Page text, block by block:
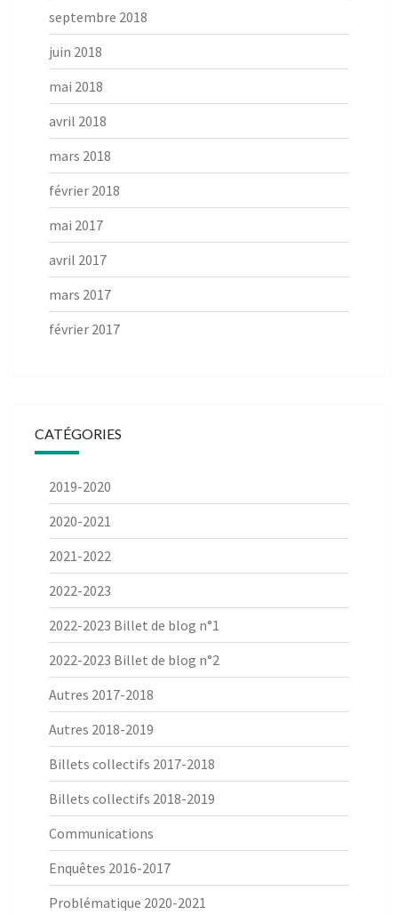
septembre 2018
juin 2018
mai 2018
avril 2018
mars 2018
février 2018
mai 2017
avril 2017
mars 2017
février 2017
CATÉGORIES
2019-2020
2020-2021
2021-2022
2022-2023
2022-2023 Billet de blog n°1
2022-2023 Billet de blog n°2
Autres 2017-2018
Autres 2018-2019
Billets collectifs 2017-2018
Billets collectifs 2018-2019
Communications
Enquêtes 2016-2017
Problématique 2020-2021